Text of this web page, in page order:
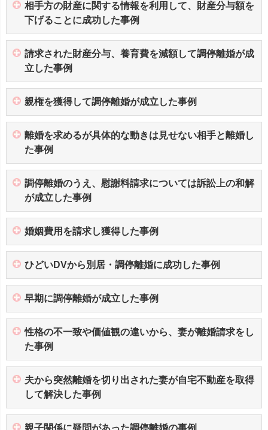
相手方の財産に関する情報を利用して、財産分与額を
下げることに成功した事例
請求された財産分与、養育費を減額して調停離婚が成
立した事例
親権を獲得して調停離婚が成立した事例
離婚を求めるが具体的な動きは見せない相手と離婚し
た事例
調停離婚のうえ、慰謝料請求については訴訟上の和解
が成立した事例
婚姻費用を請求し獲得した事例
ひどいDVから別居・調停離婚に成功した事例
早期に調停離婚が成立した事例
性格の不一致や価値観の違いから、妻が離婚請求をし
た事例
夫から突然離婚を切り出された妻が自宅不動産を取得
して解決した事例
親子関係に疑問があった調停離婚の事例